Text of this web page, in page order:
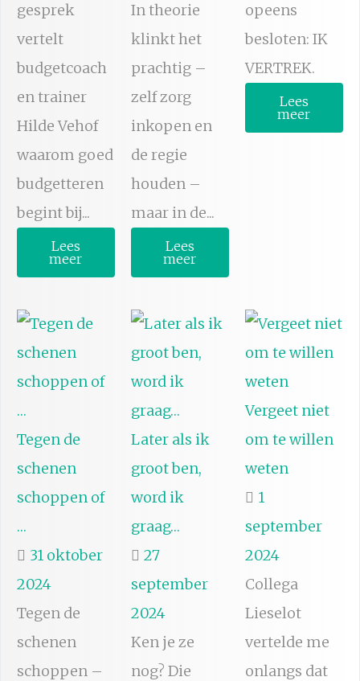
gesprek
vertelt
budgetcoach
en trainer
Hilde Vehof
waarom goed
budgetteren
begint bij...
Lees
meer
In theorie
klinkt het
prachtig –
zelf zorg
inkopen en
de regie
houden –
maar in de...
Lees
meer
opeens
besloten: IK
VERTREK.
Lees
meer
Tegen de
schenen
schoppen of
…
31 oktober
2024
Tegen de
schenen
schoppen –
Later als ik
groot ben,
word ik
graag…
27
september
2024
Ken je ze
nog? Die
Vergeet niet
om te willen
weten
1
september
2024
Collega
Lieselot
vertelde me
onlangs dat